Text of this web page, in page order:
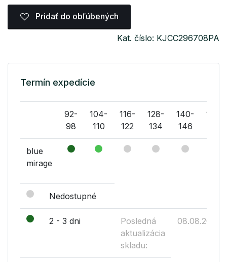
Pridať do obľúbených
Kat. číslo: KJCC296708PA
Termín expedície
92-
98
104-
110
116-
122
128-
134
140-
146
152-
blue
mirage
Nedostupné
2 - 3 dni
Posledná
aktualizácia
skladu:
08.08.2026